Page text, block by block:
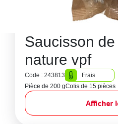
Saucisson
nature vpf
Code : 243813
Frais
Pièce de 200 gColis de 15 pièces
Afficher